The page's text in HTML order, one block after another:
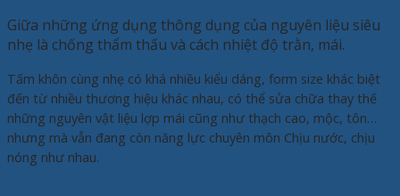
Giữa những ứng dụng thông dụng của nguyên liệu siêu
nhẹ là chống thẩm thấu và cách nhiệt độ trằn, mái.
Tấm khôn cùng nhẹ có khá nhiều kiểu dáng, form size khác biệt
đến từ nhiều thương hiệu khác nhau, có thể sửa chữa thay thế
những nguyên vật liệu lợp mái cũng như thạch cao, mộc, tôn…
nhưng mà vẫn đang còn năng lực chuyên môn Chịu nước, chịu
nóng như nhau.